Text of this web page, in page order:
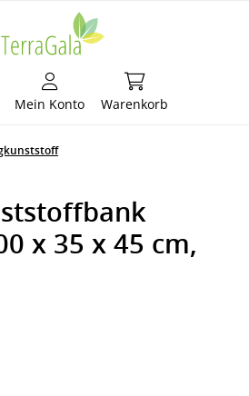
Mein Konto Warenkorb
Warenkorb
x 35 x 45 cm,